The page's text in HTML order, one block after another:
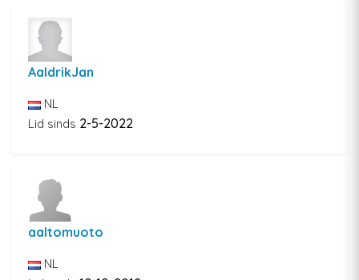
AaldrikJan
NL
Lid sinds 2-5-2022
aaltomuoto
NL